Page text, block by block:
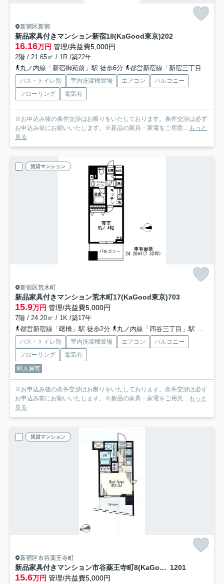
新宿区新宿
新品家具付きマンション新宿18(KaGood東京)202
16.16万円 管理/共益費5,000円
2階 / 21.65㎡ / 1R /築22年
丸ノ内線「新宿御苑前」駅 徒歩6分
都営新宿線「新宿三丁目」駅 徒歩5分
バス・トイレ別 室内洗濯機置場 エアコン
バルコニー
フローリング
電気有
※お申込み後の条件交渉はお断りをいたしております。条件交渉は必ず
お申込み前にお願いいたします。※新品の家具・家電をご用意...
もっと
見る
賃貸マンション
新宿区荒木町
新品家具付きマンション荒木町17(KaGood東京)703
15.9万円 管理/共益費5,000円
7階 / 24.20㎡ / 1K /築17年
都営新宿線「曙橋」駅 徒歩2分
丸ノ内線「四谷三丁目」駅 徒歩7分
バス・トイレ別 室内洗濯機置場 エアコン
バルコニー
フローリング
電気有
即入居可
※お申込み後の条件交渉はお断りをいたしております。条件交渉は必ず
お申込み前にお願いいたします。※新品の家具・家電をご用意...
もっと
見る
賃貸マンション
新宿区市谷薬王寺町
新品家具付きマンション市谷薬王寺町8(KaGood東京) 1201
15.6万円 管理/共益費5,000円